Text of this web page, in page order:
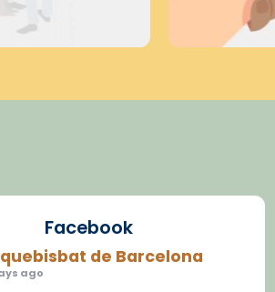
Facebook
de Barcelona
ago